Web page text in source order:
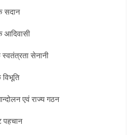
सदान
सेनानी
एवं राज्य गठन
पहचान